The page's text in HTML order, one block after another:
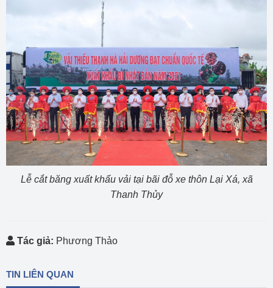
Lễ cắt băng xuất khẩu vải tại bãi đỗ xe thôn Lại Xá, xã
Thanh Thủy
Tác giả: Phương Thảo
TIN LIÊN QUAN